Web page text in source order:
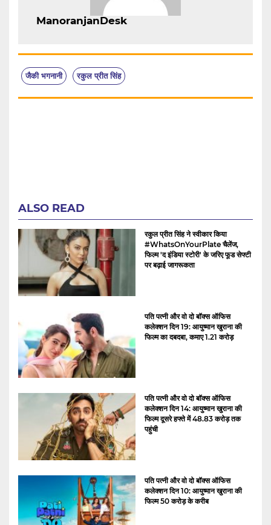
ManoranjanDesk
जैकी भगनानी रकुल प्रीत सिंह
ALSO READ
रकुल प्रीत सिंह ने स्वीकार किया
#WhatsOnYourPlate चैलेंज,
फिल्म 'द इंडिया स्टोरी' के जरिए फूड सेफ्टी
पर बढ़ाई जागरूकता
पति पत्नी और वो दो बॉक्स ऑफिस
कलेक्शन दिन 19: आयुष्मान खुराना की
फिल्म का दबदबा, कमाए 1.21 करोड़
पति पत्नी और वो दो बॉक्स ऑफिस
कलेक्शन दिन 14: आयुष्मान खुराना की
फिल्म दूसरे हफ्ते में 48.83 करोड़ तक
पहुंची
पति पत्नी और वो दो बॉक्स ऑफिस
कलेक्शन दिन 10: आयुष्मान खुराना की
फिल्म 50 करोड़ के करीब